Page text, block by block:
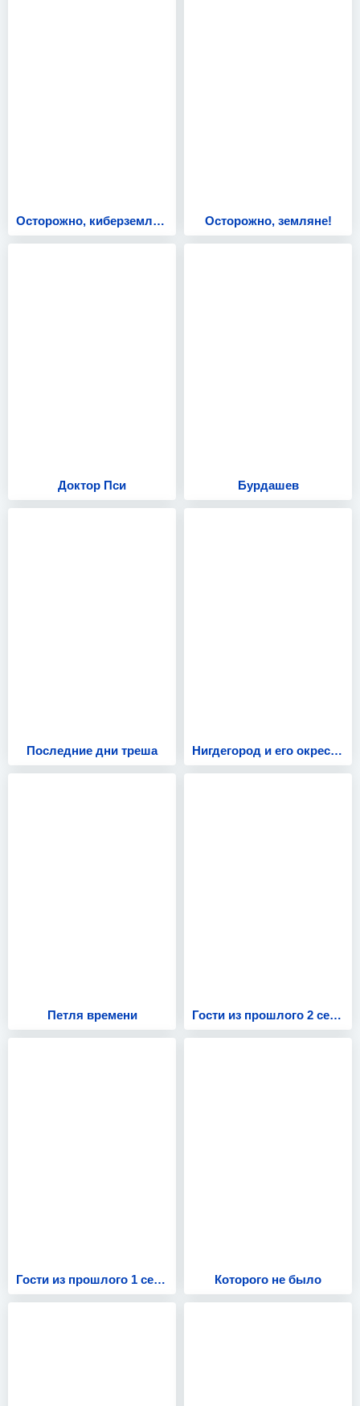
Осторожно, киберземляне! Осторожно, земляне!
Доктор Пси Бурдашев
Последние дни треша Нигдегород и его окрестности
Петля времени Гости из прошлого 2 сезон
Гости из прошлого 1 сезон Которого не было